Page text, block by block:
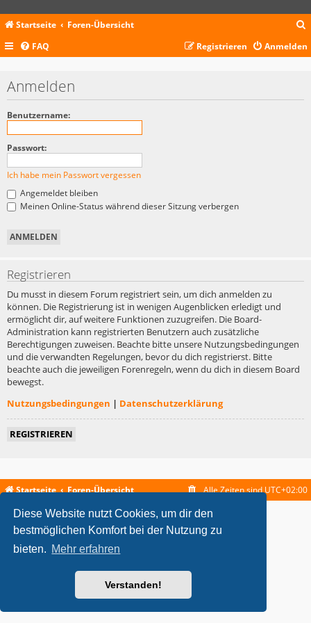
Diese Website nutzt Cookies, um dir den
bestmöglichen Komfort bei der Nutzung zu
bieten. Mehr erfahren
Verstanden!
Startseite Foren-Übersicht
c
FAQ Anmelden
Registrieren
Anmelden
Benutzername:
Passwort:
Ich habe mein Passwort vergessen
Angemeldet bleiben
Meinen Online-Status während dieser Sitzung verbergen
Registrieren
Du musst in diesem Forum registriert sein, um dich anmelden zu
können. Die Registrierung ist in wenigen Augenblicken erledigt und
ermöglicht dir, auf weitere Funktionen zuzugreifen. Die Board-
Administration kann registrierten Benutzern auch zusätzliche
Berechtigungen zuweisen. Beachte bitte unsere Nutzungsbedingungen
und die verwandten Regelungen, bevor du dich registrierst. Bitte
beachte auch die jeweiligen Forenregeln, wenn du dich in diesem Board
bewegst.
Nutzungsbedingungen | Datenschutzerklärung
REGISTRIEREN
Startseite Foren-Übersicht Alle Zeiten sindUTC+02:00
metrolike style byEric SeguinUpdated for phpBB3.2 by
Powered byphpBB ® Forum Software © phpBB Limited
phpBB.de
Datenschutz